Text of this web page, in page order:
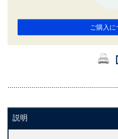
ご購入に
説明